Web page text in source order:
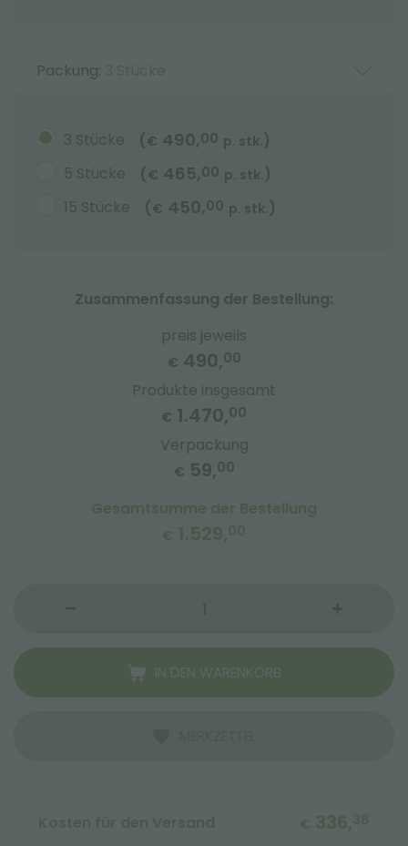
Packung: 3 Stücke
3 Stücke ( € 490,00 p. stk. )
5 Stücke
( € 465,00 p. stk. )
15 Stücke
( € 450,00 p. stk. )
Zusammenfassung der Bestellung:
preis jeweils
€ 490,00
Produkte insgesamt
€ 1.470,00
Verpackung
€ 59,00
Gesamtsumme der Bestellung
€ 1.529,00
IN DEN WARENKORB
Kosten für den Versand € 336,38